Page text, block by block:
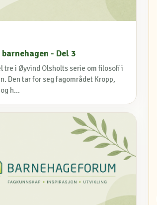
- Del 3
tre i Øyvind Olsholts serie om filosofi i
Den tar for seg fagområdet Kropp,
h...